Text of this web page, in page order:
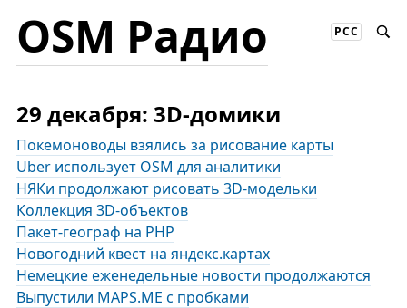
OSM Радио РСС
29 декабря: 3D-домики
Покемоноводы взялись за рисование карты
Uber использует OSM для аналитики
НЯКи продолжают рисовать 3D-модельки
Коллекция 3D-объектов
Пакет-географ на PHP
Новогодний квест на яндекс.картах
Немецкие еженедельные новости продолжаются
Выпустили MAPS.ME с пробками